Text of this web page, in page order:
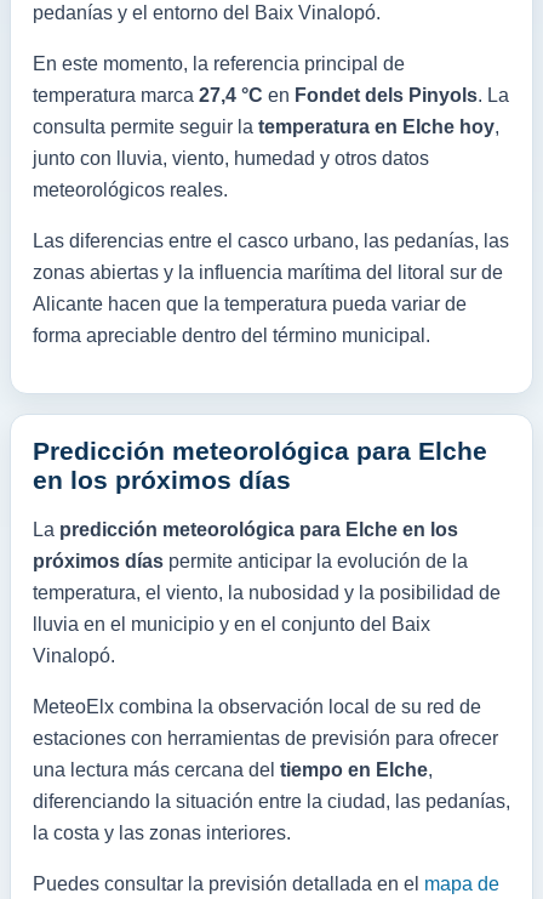
pedanías y el entorno del Baix Vinalopó.
En este momento, la referencia principal de
temperatura marca 27,4 °C en Fondet dels Pinyols. La
consulta permite seguir la temperatura en Elche hoy,
junto con lluvia, viento, humedad y otros datos
meteorológicos reales.
Las diferencias entre el casco urbano, las pedanías, las
zonas abiertas y la influencia marítima del litoral sur de
Alicante hacen que la temperatura pueda variar de
forma apreciable dentro del término municipal.
Predicción meteorológica para Elche
en los próximos días
La predicción meteorológica para Elche en los
próximos días permite anticipar la evolución de la
temperatura, el viento, la nubosidad y la posibilidad de
lluvia en el municipio y en el conjunto del Baix
Vinalopó.
MeteoElx combina la observación local de su red de
estaciones con herramientas de previsión para ofrecer
una lectura más cercana del tiempo en Elche,
diferenciando la situación entre la ciudad, las pedanías,
la costa y las zonas interiores.
Puedes consultar la previsión detallada en el mapa de